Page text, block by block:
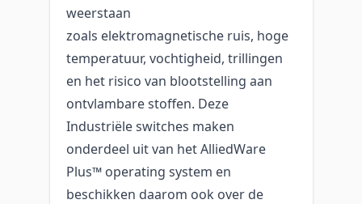
weerstaan
zoals elektromagnetische ruis, hoge
temperatuur, vochtigheid, trillingen
en het risico van blootstelling aan
ontvlambare stoffen. Deze
Industriële switches maken
onderdeel uit van het AlliedWare
Plus™ operating system en
beschikken daarom ook over de